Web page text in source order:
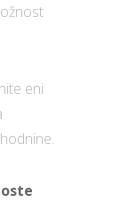
eni